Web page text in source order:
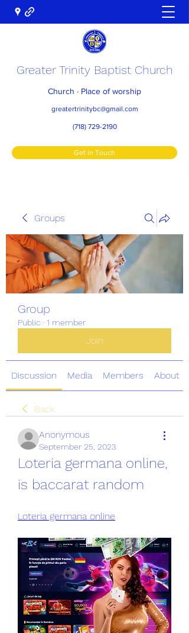
Greater Trinity Baptist Church
Church · Place of worship
greatertrinitybc@gmail.com
(718) 729-2190
Get In Touch
Groups
Group
Public · 1 member
Join
Discussion Media Members About
Back
Anonymous
September 25, 2023
Loteria germana online,
is baccarat random
Loteria germana online